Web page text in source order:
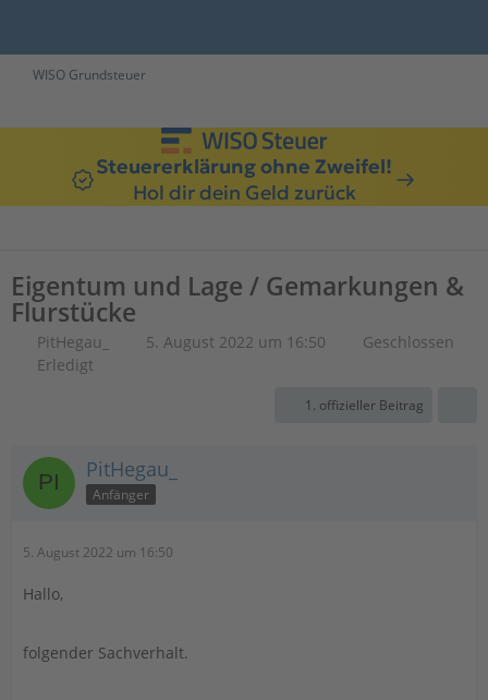
WISO Grundsteuer
Steuererklärung ohne Zweifel!
Hol dir dein Geld zurück
Eigentum und Lage / Gemarkungen &
Flurstücke
PitHegau_ 5. August 2022 um 16:50
Geschlossen
Erledigt
1. offizieller Beitrag
PitHegau_
Anfänger
5. August 2022 um 16:50
Hallo,
folgender Sachverhalt.